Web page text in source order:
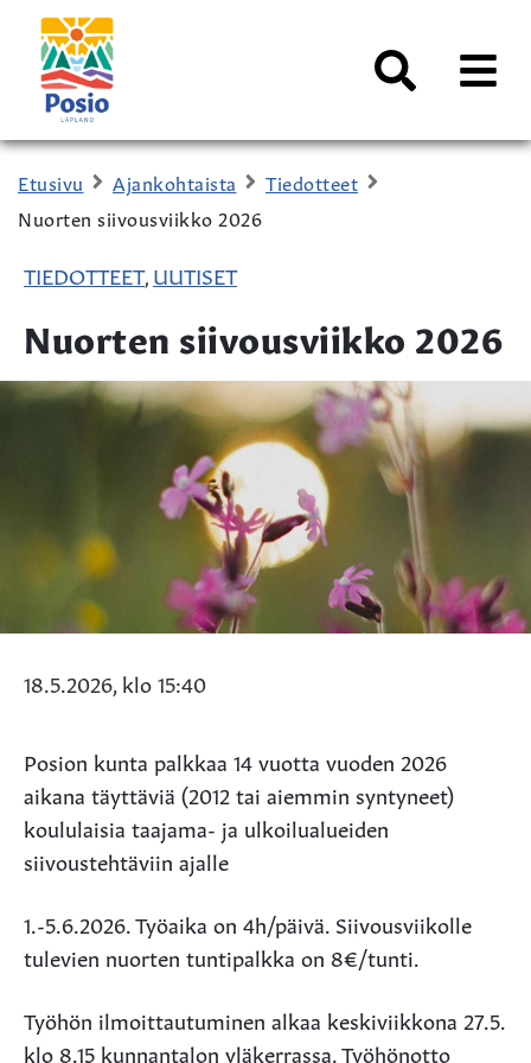
Siirry sisältöön
Kaupungin
logo
AVAA
Etusivu Ajankohtaista
Tiedotteet
Nuorten siivousviikko 2026
TIEDOTTEET, UUTISET
Nuorten siivousviikko 2026
18.5.2026, klo 15:40
Posion kunta palkkaa 14 vuotta vuoden 2026
aikana täyttäviä (2012 tai aiemmin syntyneet)
koululaisia taajama- ja ulkoilualueiden
siivoustehtäviin ajalle
1.-5.6.2026. Työaika on 4h/päivä. Siivousviikolle
tulevien nuorten tuntipalkka on 8€/tunti.
Työhön ilmoittautuminen alkaa keskiviikkona 27.5.
klo 8.15 kunnantalon yläkerrassa. Työhönotto